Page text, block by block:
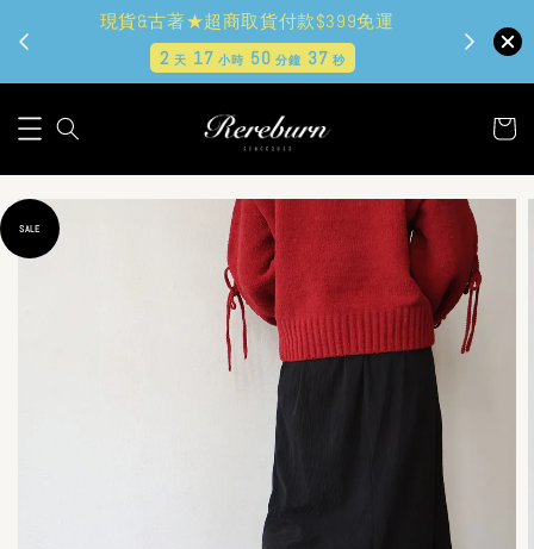
現貨&古著★超商取貨付款$399免運
2 天 17 小時 50 分鐘 36秒
SALE